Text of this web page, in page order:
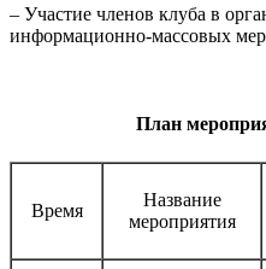
– Участие членов клуба в
информационно-массовых
План
Время
Название
мероприятия